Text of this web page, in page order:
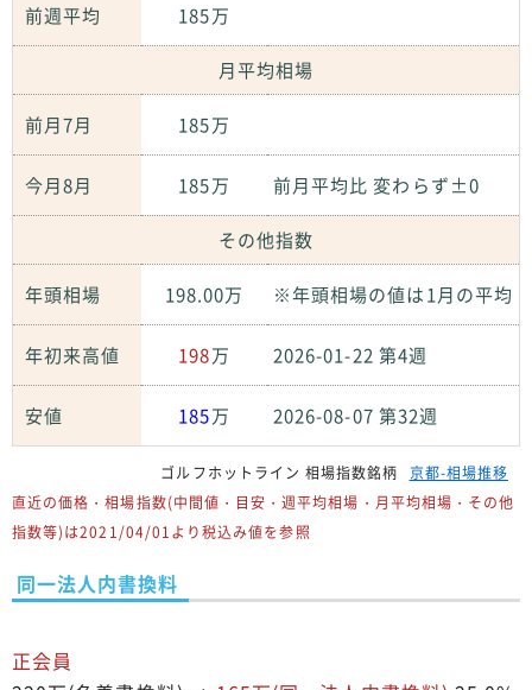
前週平均 185万
月平均相場
前月7月 185万
今月8月 185万 前月平均比 変わらず±0
その他指数
年頭相場 198.00万 ※年頭相場の値は1月の平均
年初来高値 198万 2026-01-22 第4週
安値 185万 2026-08-07 第32週
ゴルフホットライン 相場指数銘柄
京都-相場推移
直近の価格・相場指数(中間値・目安・週平均相場・月平均相場・その他
指数等)は2021/04/01より税込み値を参照
同一法人内書換料
正会員